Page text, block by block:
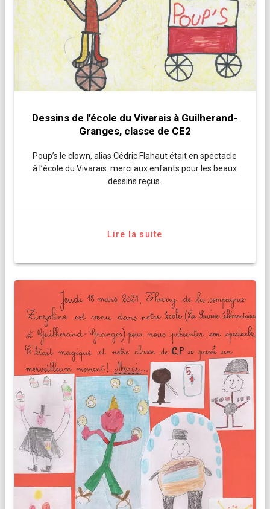
Dessins de l’école du Vivarais à Guilherand-
Granges, classe de CE2
Poup’s le clown, alias Cédric Flahaut était en spectacle
à l’école du Vivarais. merci aux enfants pour les beaux
dessins reçus.
Lire la suite